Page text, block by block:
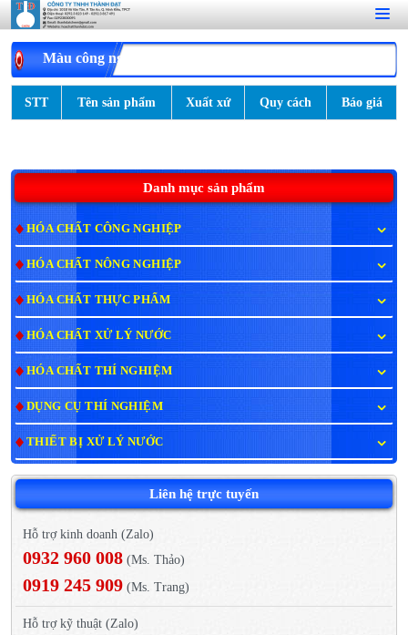
Danh mục sản phẩm
HÓA CHẤT CÔNG NGHIỆP
HÓA CHẤT NÔNG NGHIỆP
HÓA CHẤT THỰC PHẨM
HÓA CHẤT XỬ LÝ NƯỚC
HÓA CHẤT THÍ NGHIỆM
DỤNG CỤ THÍ NGHIỆM
THIẾT BỊ XỬ LÝ NƯỚC
Liên hệ trực tuyến
Hỗ trợ kinh doanh (Zalo)
0932 960 008 (Ms. Thảo)
0919 245 909 (Ms. Trang)
Hỗ trợ kỹ thuật (Zalo)
Màu công nghiệp
STT Tên sản phẩm Xuất xứ Quy cách Báo giá